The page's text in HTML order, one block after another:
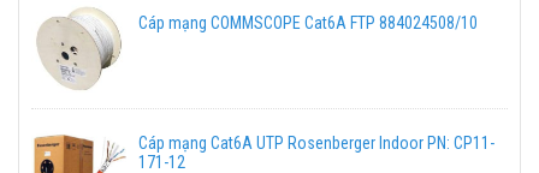
Cáp mạng COMMSCOPE Cat6A FTP 884024508/10
Cáp mạng Cat6A UTP Rosenberger Indoor PN: CP11-
171-12